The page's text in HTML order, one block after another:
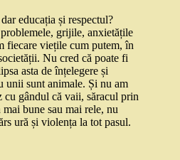
educația și respectul?
grijile, anxietățile
fiecare viețile cum putem, în
Nu cred că poate fi
asta de înțelegere și
unii sunt animale. Și nu am
cu gândul că vaii, săracul prin
bune sau mai rele, nu
ură și violența la tot pasul.